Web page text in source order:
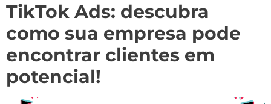
TikTok Ads: descubra
como sua empresa pode
encontrar clientes em
potencial!